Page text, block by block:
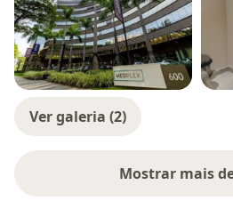
Ver galeria (2)
Mostrar mais